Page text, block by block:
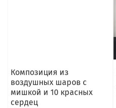
Композиция из
воздушных шаров с
мишкой и 10 красных
сердец